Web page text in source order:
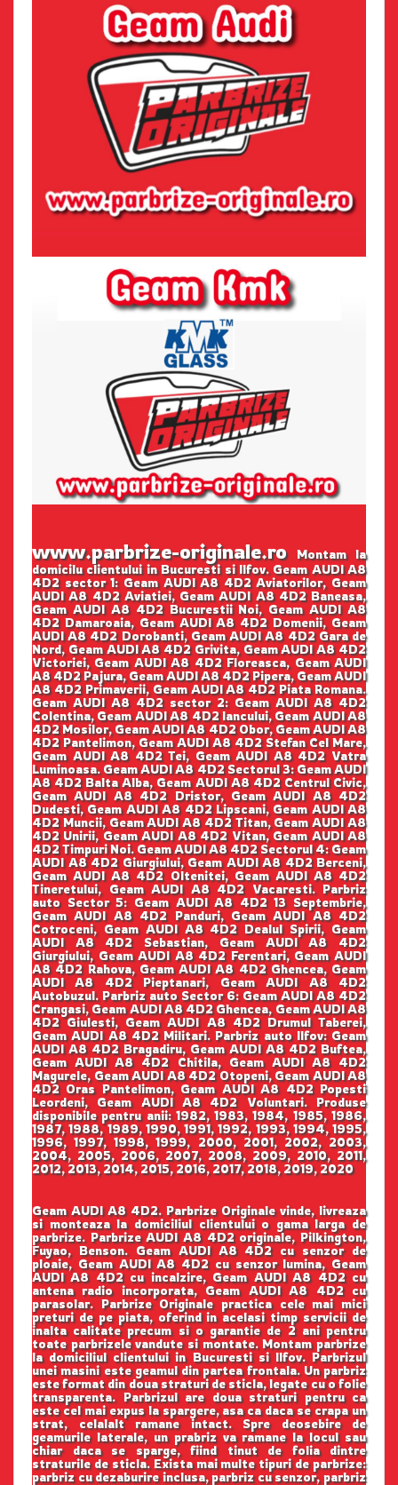
www.parbrize-originale.roMontam la
domicilu clientului in Bucuresti si Ilfov. Geam AUDI A8
4D2 sector 1: Geam AUDI A8 4D2 Aviatorilor, Geam
AUDI A8 4D2 Aviatiei, Geam AUDI A8 4D2 Baneasa,
Geam AUDI A8 4D2 Bucurestii Noi, Geam AUDI A8
4D2 Damaroaia, Geam AUDI A8 4D2 Domenii, Geam
AUDI A8 4D2 Dorobanti, Geam AUDI A8 4D2 Gara de
Nord, Geam AUDI A8 4D2 Grivita, Geam AUDI A8 4D2
Victoriei, Geam AUDI A8 4D2 Floreasca, Geam AUDI
A8 4D2 Pajura, Geam AUDI A8 4D2 Pipera, Geam AUDI
A8 4D2 Primaverii, Geam AUDI A8 4D2 Piata Romana.
Geam AUDI A8 4D2 sector 2: Geam AUDI A8 4D2
Colentina, Geam AUDI A8 4D2 Iancului, Geam AUDI A8
4D2 Mosilor, Geam AUDI A8 4D2 Obor, Geam AUDI A8
4D2 Pantelimon, Geam AUDI A8 4D2 Stefan Cel Mare,
Geam AUDI A8 4D2 Tei, Geam AUDI A8 4D2 Vatra
Luminoasa. Geam AUDI A8 4D2 Sectorul 3: Geam AUDI
A8 4D2 Balta Alba, Geam AUDI A8 4D2 Centrul Civic,
Geam AUDI A8 4D2 Dristor, Geam AUDI A8 4D2
Dudesti, Geam AUDI A8 4D2 Lipscani, Geam AUDI A8
4D2 Muncii, Geam AUDI A8 4D2 Titan, Geam AUDI A8
4D2 Unirii, Geam AUDI A8 4D2 Vitan, Geam AUDI A8
4D2 Timpuri Noi. Geam AUDI A8 4D2 Sectorul 4: Geam
AUDI A8 4D2 Giurgiului, Geam AUDI A8 4D2 Berceni,
Geam AUDI A8 4D2 Oltenitei, Geam AUDI A8 4D2
Tineretului, Geam AUDI A8 4D2 Vacaresti. Parbriz
auto Sector 5: Geam AUDI A8 4D2 13 Septembrie,
Geam AUDI A8 4D2 Panduri, Geam AUDI A8 4D2
Cotroceni, Geam AUDI A8 4D2 Dealul Spirii, Geam
AUDI A8 4D2 Sebastian, Geam AUDI A8 4D2
Giurgiului, Geam AUDI A8 4D2 Ferentari, Geam AUDI
A8 4D2 Rahova, Geam AUDI A8 4D2 Ghencea, Geam
AUDI A8 4D2 Pieptanari, Geam AUDI A8 4D2
Autobuzul. Parbriz auto Sector 6: Geam AUDI A8 4D2
Crangasi, Geam AUDI A8 4D2 Ghencea, Geam AUDI A8
4D2 Giulesti, Geam AUDI A8 4D2 Drumul Taberei,
Geam AUDI A8 4D2 Militari. Parbriz auto Ilfov: Geam
AUDI A8 4D2 Bragadiru, Geam AUDI A8 4D2 Buftea,
Geam AUDI A8 4D2 Chitila, Geam AUDI A8 4D2
Magurele, Geam AUDI A8 4D2 Otopeni, Geam AUDI A8
4D2 Oras Pantelimon, Geam AUDI A8 4D2 Popesti
Leordeni, Geam AUDI A8 4D2 Voluntari. Produse
disponibile pentru anii: 1982, 1983, 1984, 1985, 1986,
1987, 1988, 1989, 1990, 1991, 1992, 1993, 1994, 1995,
1996, 1997, 1998, 1999, 2000, 2001, 2002, 2003,
2004, 2005, 2006, 2007, 2008, 2009, 2010, 2011,
2012, 2013, 2014, 2015, 2016, 2017, 2018, 2019, 2020
Geam AUDI A8 4D2. Parbrize Originale vinde, livreaza
si monteaza la domiciliul clientului o gama larga de
parbrize. Parbrize AUDI A8 4D2 originale, Pilkington,
Fuyao, Benson. Geam AUDI A8 4D2 cu senzor de
ploaie, Geam AUDI A8 4D2 cu senzor lumina, Geam
AUDI A8 4D2 cu incalzire, Geam AUDI A8 4D2 cu
antena radio incorporata, Geam AUDI A8 4D2 cu
parasolar. Parbrize Originale practica cele mai mici
preturi de pe piata, oferind in acelasi timp servicii de
inalta calitate precum si o garantie de 2 ani pentru
toate parbrizele vandute si montate. Montam parbrize
la domiciliul clientului in Bucuresti si Ilfov. Parbrizul
unei masini este geamul din partea frontala. Un parbriz
este format din doua straturi de sticla, legate cu o folie
transparenta. Parbrizul are doua straturi pentru ca
este cel mai expus la spargere, asa ca daca se crapa un
strat, celalalt ramane intact. Spre deosebire de
geamurile laterale, un prabriz va ramane la locul sau
chiar daca se sparge, fiind tinut de folia dintre
straturile de sticla. Exista mai multe tipuri de parbrize:
parbriz cu dezaburire inclusa, parbriz cu senzor, parbriz